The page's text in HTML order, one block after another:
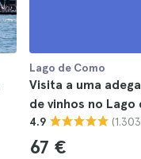
Lago de Como
Visita a uma
de vinhos no Lago
4.9
67 €